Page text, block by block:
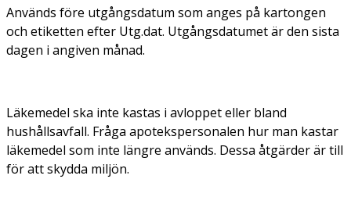
Används före utgångsdatum som anges på kartongen
och etiketten efter Utg.dat. Utgångsdatumet är den sista
dagen i angiven månad.
Läkemedel ska inte kastas i avloppet eller bland
hushållsavfall. Fråga apotekspersonalen hur man kastar
läkemedel som inte längre används. Dessa åtgärder är till
för att skydda miljön.